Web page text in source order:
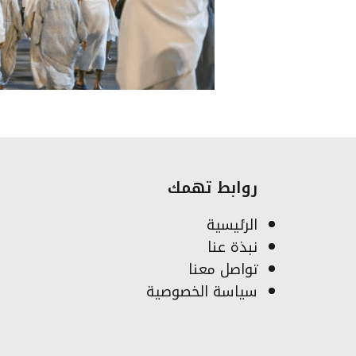
روابط تهمك
الرئيسية
نبذة عنا
تواصل معنا
سياسة الخصوصية